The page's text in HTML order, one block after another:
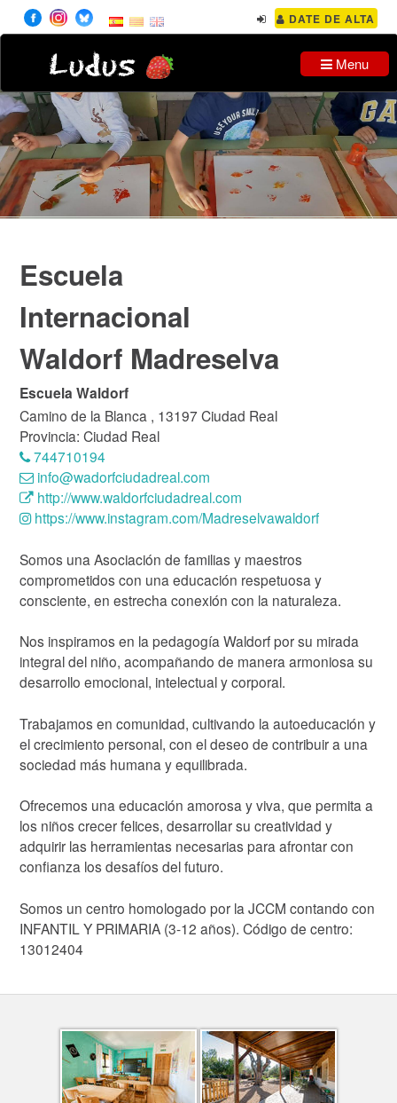
DATE DE ALTA
Ludus Menu
Escuela
Internacional
Waldorf Madreselva
Escuela Waldorf
Camino de la Blanca , 13197 Ciudad Real
Provincia: Ciudad Real
744710194
info@wadorfciudadreal.com
http://www.waldorfciudadreal.com
https://www.instagram.com/Madreselvawaldorf
Somos una Asociación de familias y maestros
comprometidos con una educación respetuosa y
consciente, en estrecha conexión con la naturaleza.
Nos inspiramos en la pedagogía Waldorf por su mirada
integral del niño, acompañando de manera armoniosa su
desarrollo emocional, intelectual y corporal.
Trabajamos en comunidad, cultivando la autoeducación y
el crecimiento personal, con el deseo de contribuir a una
sociedad más humana y equilibrada.
Ofrecemos una educación amorosa y viva, que permita a
los niños crecer felices, desarrollar su creatividad y
adquirir las herramientas necesarias para afrontar con
confianza los desafíos del futuro.
Somos un centro homologado por la JCCM contando con
INFANTIL Y PRIMARIA (3-12 años). Código de centro:
13012404